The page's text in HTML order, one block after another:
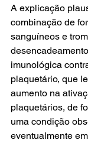
A explicação
combinação de
sanguíneos e
imunológica
plaquetário, que
aumento na
plaquetários, de
uma condição
eventualmente